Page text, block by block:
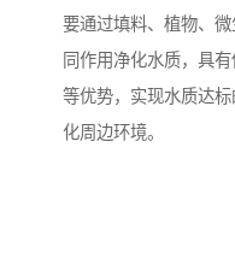
要通过填料、植物、
同作用净化水质，具
等优势，实现水质达
化周边环境。